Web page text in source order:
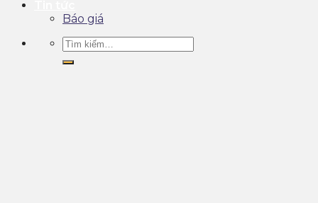
Báo giá